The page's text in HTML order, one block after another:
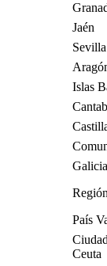
Jaén
Sevilla
Islas
Galicia
País
Ceuta